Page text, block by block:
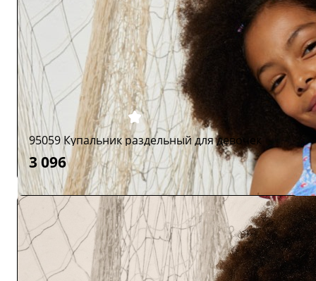
95059 Купальник раздельный для девочек
3 096